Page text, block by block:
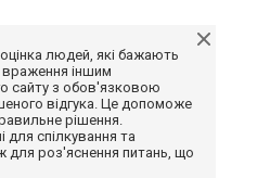
людей, які бажають
враження іншим
сайту з обов'язковою
відгука. Це допоможе
рішення.
для спілкування та
для роз'яснення питань, що